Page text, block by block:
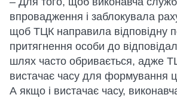
впровадження і заблокувала
щоб ТЦК направила відповідну
притягнення особи до
шлях часто обривається, адже
вистачає часу для формування
А якщо і вистачає часу,